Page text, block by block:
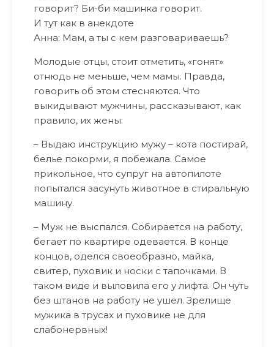
говорит? Би-би машинка говорит.
И тут как в анекдоте
Анна: Мам, а ты с кем разговариваешь?
Молодые отцы, стоит отметить, «гонят»
отнюдь не меньше, чем мамы. Правда,
говорить об этом стесняются. Что
выкидывают мужчины, рассказывают, как
правило, их жены:
– Выдаю инструкцию мужу – кота постирай,
белье покорми, я побежала. Самое
прикольное, что супруг на автопилоте
попытался засунуть животное в стиральную
машину.
– Муж не выспался. Собирается на работу,
бегает по квартире одевается. В конце
концов, оделся своеобразно, майка,
свитер, пуховик и носки с тапочками. В
таком виде и выловила его у лифта. Он чуть
без штанов на работу не ушел. Зрелище
мужика в трусах и пуховике не для
слабонервных!